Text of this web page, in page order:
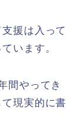
援は入って
います。
間やってき
現実的に書